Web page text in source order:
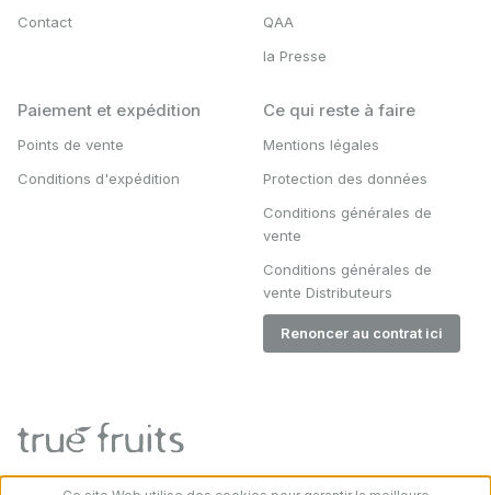
Contact
QAA
la Presse
Paiement et expédition
Points de vente
Conditions d'expédition
Ce qui reste à faire
Mentions légales
Protection des données
Conditions générales de
vente
Conditions générales de
vente Distributeurs
Renoncer au contrat ici